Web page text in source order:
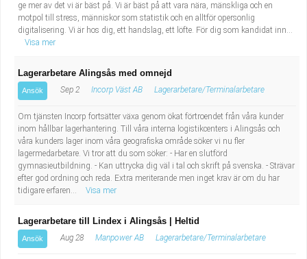
ge mer av det vi är bäst på. Vi är bäst på att vara nära, mänskliga och en
motpol till stress, människor som statistik och en alltför opersonlig
digitalisering. Vi är hos dig, ett handslag, ett löfte. För dig som kandidat inn...
Visa mer
Lagerarbetare Alingsås med omnejd
Ansök Sep 2 Incorp Väst AB Lagerarbetare/Terminalarbetare
Om tjänsten Incorp fortsätter växa genom ökat förtroendet från våra kunder
inom hållbar lagerhantering. Till våra interna logistikcenters i Alingsås och
våra kunders lager inom våra geografiska område söker vi nu fler
lagermedarbetare. Vi tror att du som söker: - Har en slutförd
gymnasieutbildning. - Kan uttrycka dig väl i tal och skrift på svenska. - Strävar
efter god ordning och reda. Extra meriterande men inget krav är om du har
tidigare erfaren...
Visa mer
Lagerarbetare till Lindex i Alingsås | Heltid
Ansök Aug 28 Manpower AB Lagerarbetare/Terminalarbetare